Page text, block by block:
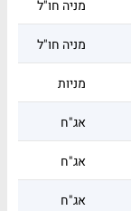
מניה חו"ל
מניה חו"ל
מניות
אג"ח
אג"ח
אג"ח